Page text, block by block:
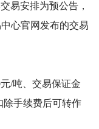
易安排为预公告，
心官网发布的交易
/吨、交易保证金
除手续费后可转作